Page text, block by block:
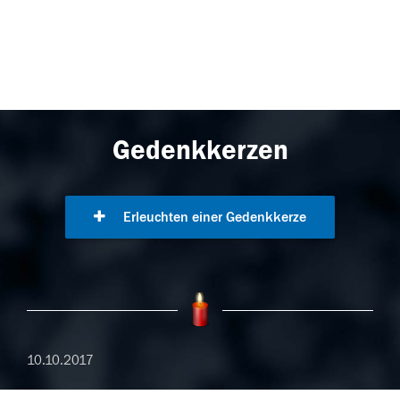
Gedenkkerzen
Erleuchten einer Gedenkkerze
10.10.2017